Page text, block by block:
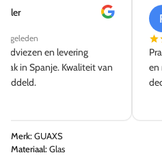
Rick de Koning
Prachtige winkel en goede
en mooi aanbod. Zeker weer
decoratie en meubilair!
Merk:GUAXS
Materiaal:Glas